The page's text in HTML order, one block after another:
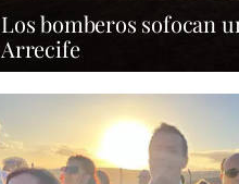
Los bomberos sofocan
Arrecife